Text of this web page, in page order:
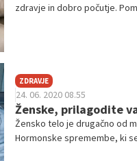
zdravje in dobro počutje.
ZDRAVJE
24. 06. 2020 08.55
Ženske, prilagodite
Žensko telo je drugačno od
Hormonske spremembe, ki